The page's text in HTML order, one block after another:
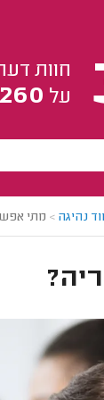
חוות
על
נהיגה > מתי